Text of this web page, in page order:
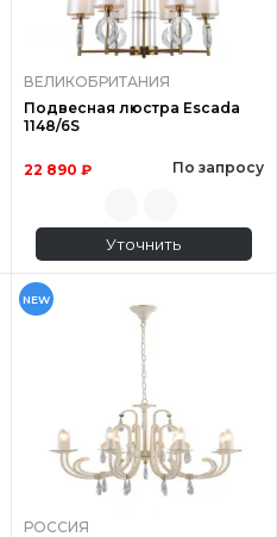
ВЕЛИКОБРИТАНИЯ
Подвесная люстра Escada
1148/6S
22 890 ₽ По запросу
Уточнить
NEW
РОССИЯ